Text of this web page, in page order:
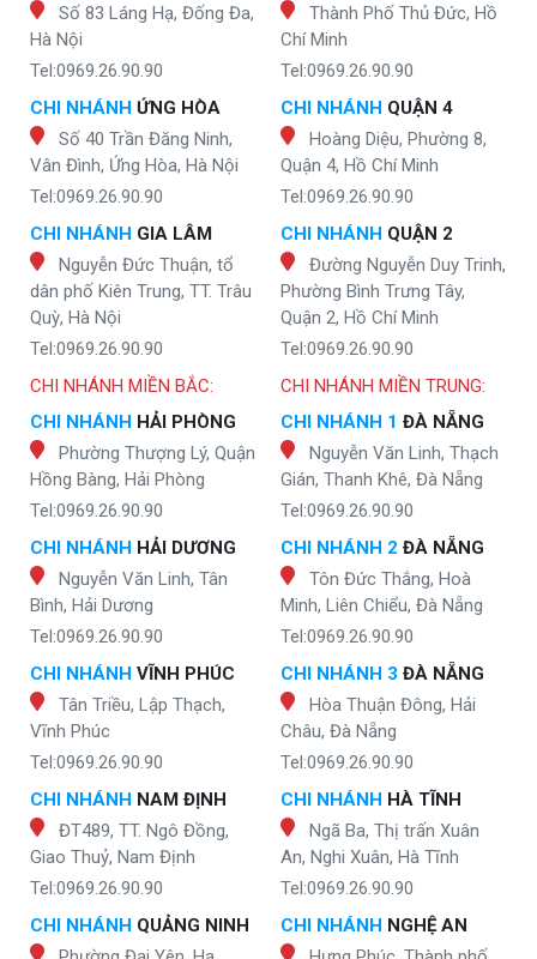
Số 83 Láng Hạ, Đống Đa,
Hà Nội
Tel:0969.26.90.90
CHI NHÁNH ỨNG HÒA
Số 40 Trần Đăng Ninh,
Vân Đình, Ứng Hòa, Hà Nội
Tel:0969.26.90.90
CHI NHÁNH GIA LÂM
Nguyễn Đức Thuận, tổ
dân phố Kiên Trung, TT. Trâu
Quỳ, Hà Nội
Tel:0969.26.90.90
Thành Phố Thủ Đức, Hồ
Chí Minh
Tel:0969.26.90.90
CHI NHÁNH QUẬN 4
Hoàng Diệu, Phường 8,
Quận 4, Hồ Chí Minh
Tel:0969.26.90.90
CHI NHÁNH QUẬN 2
Đường Nguyễn Duy Trinh,
Phường Bình Trưng Tây,
Quận 2, Hồ Chí Minh
Tel:0969.26.90.90
CHI NHÁNH MIỀN BẮC:
CHI NHÁNH HẢI PHÒNG
Phường Thượng Lý, Quận
Hồng Bàng, Hải Phòng
Tel:0969.26.90.90
CHI NHÁNH HẢI DƯƠNG
Nguyễn Văn Linh, Tân
Bình, Hải Dương
Tel:0969.26.90.90
CHI NHÁNH VĨNH PHÚC
Tân Triều, Lập Thạch,
Vĩnh Phúc
Tel:0969.26.90.90
CHI NHÁNH NAM ĐỊNH
ĐT489, TT. Ngô Đồng,
Giao Thuỷ, Nam Định
Tel:0969.26.90.90
CHI NHÁNH QUẢNG NINH
CHI NHÁNH MIỀN TRUNG:
CHI NHÁNH 1 ĐÀ NẴNG
Nguyễn Văn Linh, Thạch
Gián, Thanh Khê, Đà Nẵng
Tel:0969.26.90.90
CHI NHÁNH 2 ĐÀ NẴNG
Tôn Đức Thắng, Hoà
Minh, Liên Chiểu, Đà Nẵng
Tel:0969.26.90.90
CHI NHÁNH 3 ĐÀ NẴNG
Hòa Thuận Đông, Hải
Châu, Đà Nẵng
Tel:0969.26.90.90
CHI NHÁNH HÀ TĨNH
Ngã Ba, Thị trấn Xuân
An, Nghi Xuân, Hà Tĩnh
Tel:0969.26.90.90
CHI NHÁNH NGHỆ AN